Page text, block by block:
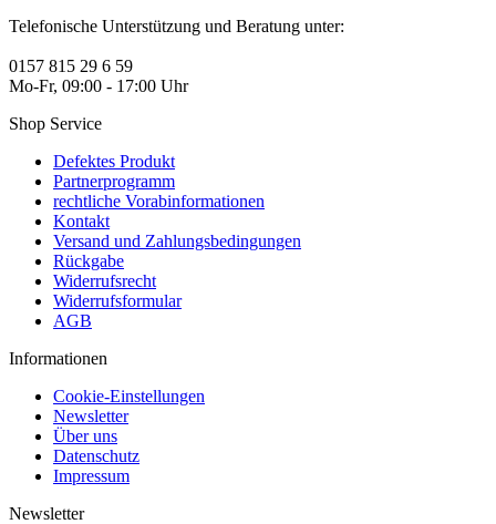
Telefonische Unterstützung und Beratung unter:
0157 815 29 6 59
Mo-Fr, 09:00 - 17:00 Uhr
Shop Service
Defektes Produkt
Partnerprogramm
rechtliche Vorabinformationen
Kontakt
Versand und Zahlungsbedingungen
Rückgabe
Widerrufsrecht
Widerrufsformular
AGB
Informationen
Cookie-Einstellungen
Newsletter
Über uns
Datenschutz
Impressum
Newsletter